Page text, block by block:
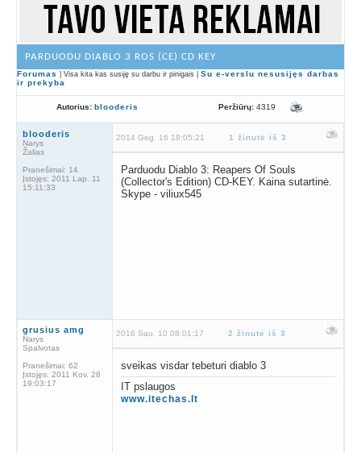
PARDUODU DIABLO 3 ROS (CE) CD KEY
Forumas | Visa kita kas susiję su darbu ir pinigais | Su e-verslu nesusijęs darbas
ir prekyba
Autorius: blooderis Peržiūrų: 4319
blooderis
Narys
Žalias
Pranešimai: 14
Įstojęs: 2011 Lap. 11
15:11:33
2014 Geg. 16 18:05:21 1 žinutė iš 3
Parduodu Diablo 3: Reapers Of Souls
(Collector's Edition) CD-KEY. Kaina sutartinė.
Skype - viliux545
grusius amg
Narys
Spalvotas
Pranešimai: 62
Įstojęs: 2011 Kov. 28
19:03:17
2016 Sau. 10 08:01:17 2 žinutė iš 3
sveikas visdar tebeturi diablo 3
IT pslaugos
www.itechas.lt